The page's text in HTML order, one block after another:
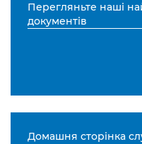
Перегляньте наші
документів
Домашня сторінка